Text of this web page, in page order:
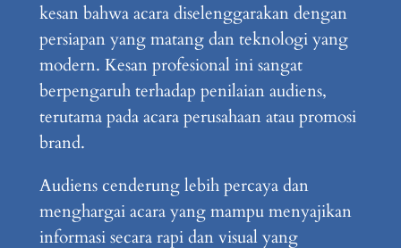
kesan bahwa acara diselenggarakan dengan
persiapan yang matang dan teknologi yang
modern. Kesan profesional ini sangat
berpengaruh terhadap penilaian audiens,
terutama pada acara perusahaan atau promosi
brand.
Audiens cenderung lebih percaya dan
menghargai acara yang mampu menyajikan
informasi secara rapi dan visual yang